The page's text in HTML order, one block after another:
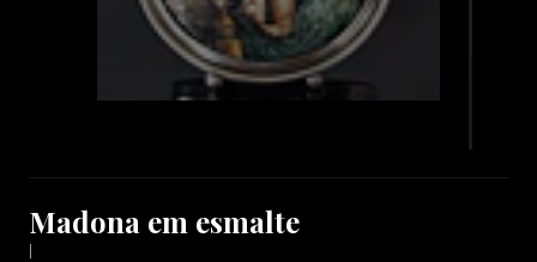
Madona em esmalte
|